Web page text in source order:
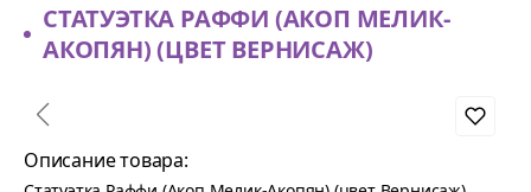
СТАТУЭТКА РАФФИ (АКОП МЕЛИК-
АКОПЯН) (ЦВЕТ ВЕРНИСАЖ)
Описание товара: